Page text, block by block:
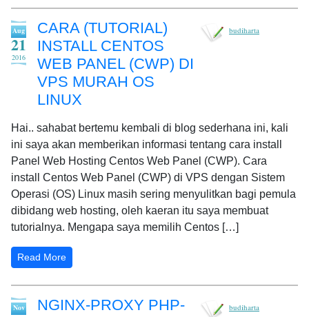
Aug
21
2016
CARA (TUTORIAL)
INSTALL CENTOS
WEB PANEL (CWP) DI
VPS MURAH OS
LINUX
budiharta
Hai.. sahabat bertemu kembali di blog sederhana ini, kali
ini saya akan memberikan informasi tentang cara install
Panel Web Hosting Centos Web Panel (CWP). Cara
install Centos Web Panel (CWP) di VPS dengan Sistem
Operasi (OS) Linux masih sering menyulitkan bagi pemula
dibidang web hosting, oleh kaeran itu saya membuat
tutorialnya. Mengapa saya memilih Centos […]
Read More
Nov
NGINX-PROXY PHP-
budiharta